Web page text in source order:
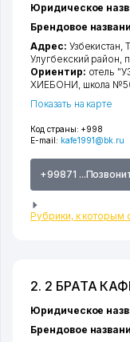
Код страны: +998
E-mail: kafe1991@bk.ru
+99871
Рубрики, к которым
Юридическое
Брендовое
Адрес: Узбекистан,
Улугбекский район
Ориентир: отель
ХИЕБОНИ, школа
Показать на карте
2. 2 БРАТА
Юридическое
Брендовое